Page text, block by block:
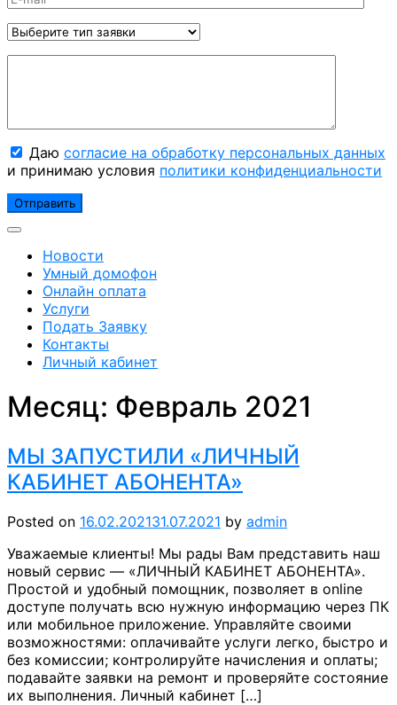
Даю согласие на обработку персональных данных
и принимаю условия политики конфиденциальности
Новости
Умный домофон
Онлайн оплата
Услуги
Подать Заявку
Контакты
Личный кабинет
Месяц: Февраль 2021
МЫ ЗАПУСТИЛИ «ЛИЧНЫЙ
КАБИНЕТ АБОНЕНТА»
Posted on 16.02.202131.07.2021 by admin
Уважаемые клиенты! Мы рады Вам представить наш
новый сервис — «ЛИЧНЫЙ КАБИНЕТ АБОНЕНТА».
Простой и удобный помощник, позволяет в online
доступе получать всю нужную информацию через ПК
или мобильное приложение. Управляйте своими
возможностями: оплачивайте услуги легко, быстро и
без комиссии; контролируйте начисления и оплаты;
подавайте заявки на ремонт и проверяйте состояние
их выполнения. Личный кабинет […]